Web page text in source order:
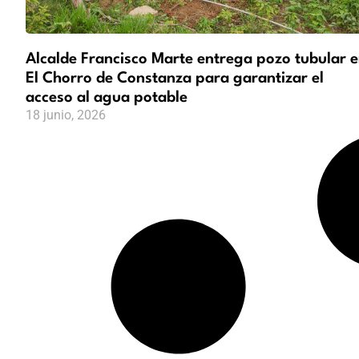
Alcalde Francisco Marte entrega pozo tubular
El Chorro de Constanza para garantizar el
acceso al agua potable
18 junio, 2026